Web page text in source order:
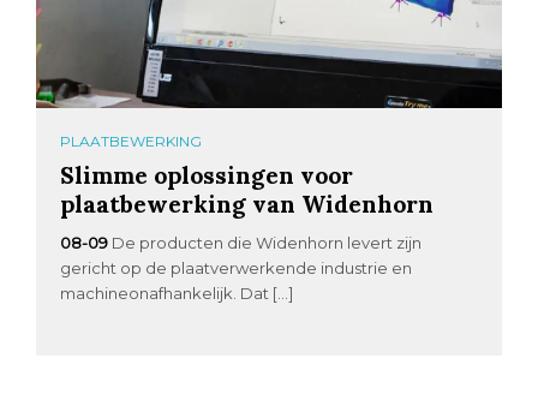
PLAATBEWERKING
Slimme oplossingen voor
plaatbewerking van Widenhorn
08-09 De producten die Widenhorn levert zijn
gericht op de plaatverwerkende industrie en
machineonafhankelijk. Dat […]